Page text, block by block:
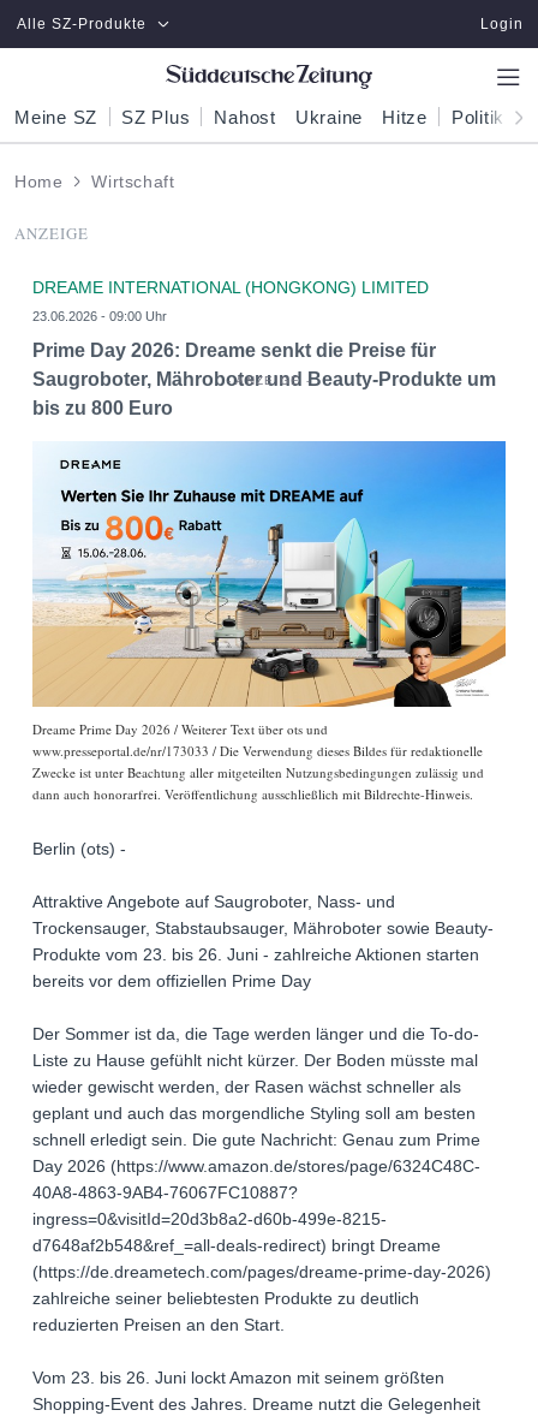
Zum Hauptinhalt springen
Alle SZ-Produkte Login
Meine SZ SZ Plus Nahost Ukraine Hitze Politik
Home Wirtschaft
ANZEIGE
DREAME INTERNATIONAL (HONGKONG) LIMITED
23.06.2026 - 09:00 Uhr
Prime Day 2026: Dreame senkt die Preise für
Saugroboter, Mähroboter und Beauty-Produkte um
bis zu 800 Euro
Dreame Prime Day 2026 / Weiterer Text über ots und
www.presseportal.de/nr/173033 / Die Verwendung dieses Bildes für redaktionelle
Zwecke ist unter Beachtung aller mitgeteilten Nutzungsbedingungen zulässig und
dann auch honorarfrei. Veröffentlichung ausschließlich mit Bildrechte-Hinweis.
Berlin (ots) -
Attraktive Angebote auf Saugroboter, Nass- und
Trockensauger, Stabstaubsauger, Mähroboter sowie Beauty-
Produkte vom 23. bis 26. Juni - zahlreiche Aktionen starten
bereits vor dem offiziellen Prime Day
Der Sommer ist da, die Tage werden länger und die To-do-
Liste zu Hause gefühlt nicht kürzer. Der Boden müsste mal
wieder gewischt werden, der Rasen wächst schneller als
geplant und auch das morgendliche Styling soll am besten
schnell erledigt sein. Die gute Nachricht: Genau zum Prime
Day 2026 (https://www.amazon.de/stores/page/6324C48C-
40A8-4863-9AB4-76067FC10887?
ingress=0&visitId=20d3b8a2-d60b-499e-8215-
d7648af2b548&ref_=all-deals-redirect) bringt Dreame
(https://de.dreametech.com/pages/dreame-prime-day-2026)
zahlreiche seiner beliebtesten Produkte zu deutlich
reduzierten Preisen an den Start.
Vom 23. bis 26. Juni lockt Amazon mit seinem größten
Shopping-Event des Jahres. Dreame nutzt die Gelegenheit